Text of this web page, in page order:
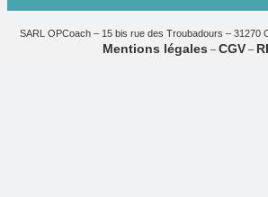
SARL OPCoach – 15 bis rue des Troubadours – 31270
Mentions légales – CGV– RI